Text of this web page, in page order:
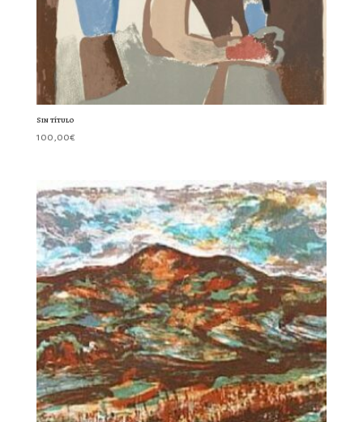
Sin título
100,00€